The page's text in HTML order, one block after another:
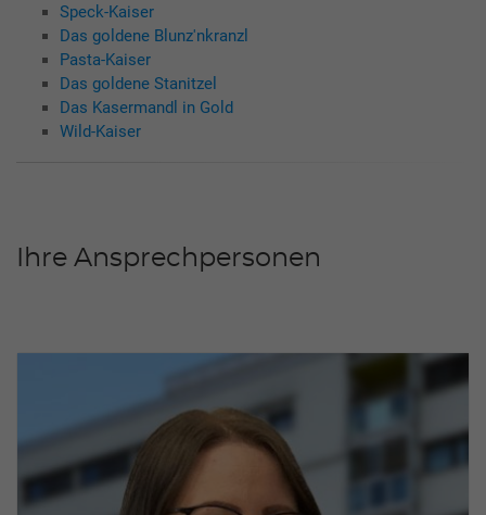
Speck-Kaiser
Das goldene Blunz'nkranzl
Pasta-Kaiser
Das goldene Stanitzel
Das Kasermandl in Gold
Wild-Kaiser
Ihre Ansprechpersonen